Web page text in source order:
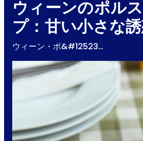
ウィーンのポル
プ：甘い小さな
ウィーン・ポ&#12523…